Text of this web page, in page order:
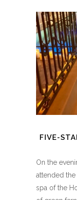
FIVE-
On the
attended
spa of the